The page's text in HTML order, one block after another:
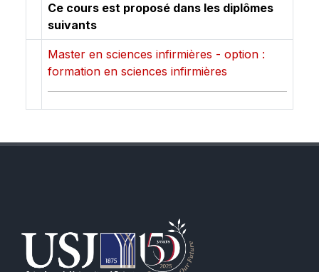
Ce cours est proposé dans les diplômes
suivants
Master en sciences infirmières - option :
formation en sciences infirmières